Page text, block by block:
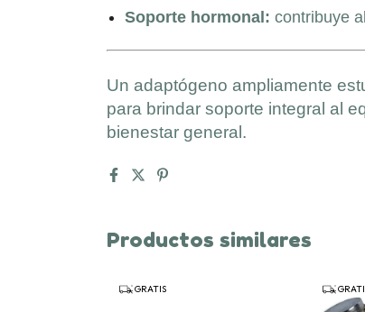
Soporte hormonal: contribuye
Un adaptógeno ampliamente
para brindar soporte integral al
bienestar general.
Productos similares
GRATIS